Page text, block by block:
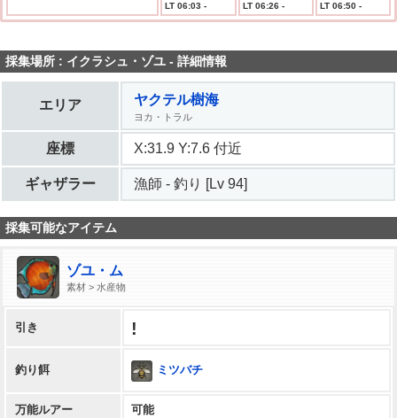
LT 06:03 - LT 06:26 - LT 06:50 -
採集場所 : イクラシュ・ゾユ - 詳細情報
エリア ヤクテル樹海
ヨカ・トラル
座標 X:31.9 Y:7.6 付近
ギャザラー 漁師 - 釣り [Lv 94]
採集可能なアイテム
ゾユ・ム
素材 > 水産物
引き !
釣り餌 ミツバチ
万能ルアー 可能